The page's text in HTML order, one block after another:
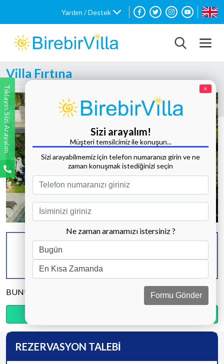
Yardım / Destek
Villa Fırtına
Tüm Fotoğrafları Göster
KAPASİTE
8 KİŞİ
BANYO & WC
4 ADET
YATAK ODASI
BUNU PAYLAŞ
REZERVASYON TALEBİ
Tıklayın Sizi Arayalım ×
Sizi arayalım!
Müşteri temsilcimiz ile konuşun...
Sizi arayabilmemiz için telefon numaranızı girin ve ne
zaman konuşmak istediğinizi seçin
Ne zaman aramamızı istersiniz ?
Formu Gönder